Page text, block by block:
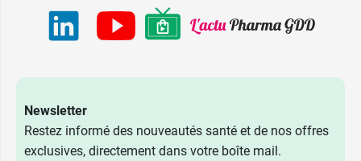
Actifs concentrés
Fabriqué en France
1Sérum Yeux Collagène Anti-rides Bio
Krème(5 ml)
1Sérum Collagène Anti-rides Bio Krème
Newsletter
Restez informé des nouveautés santé et de nos offres
exclusives, directement dans votre boîte mail.